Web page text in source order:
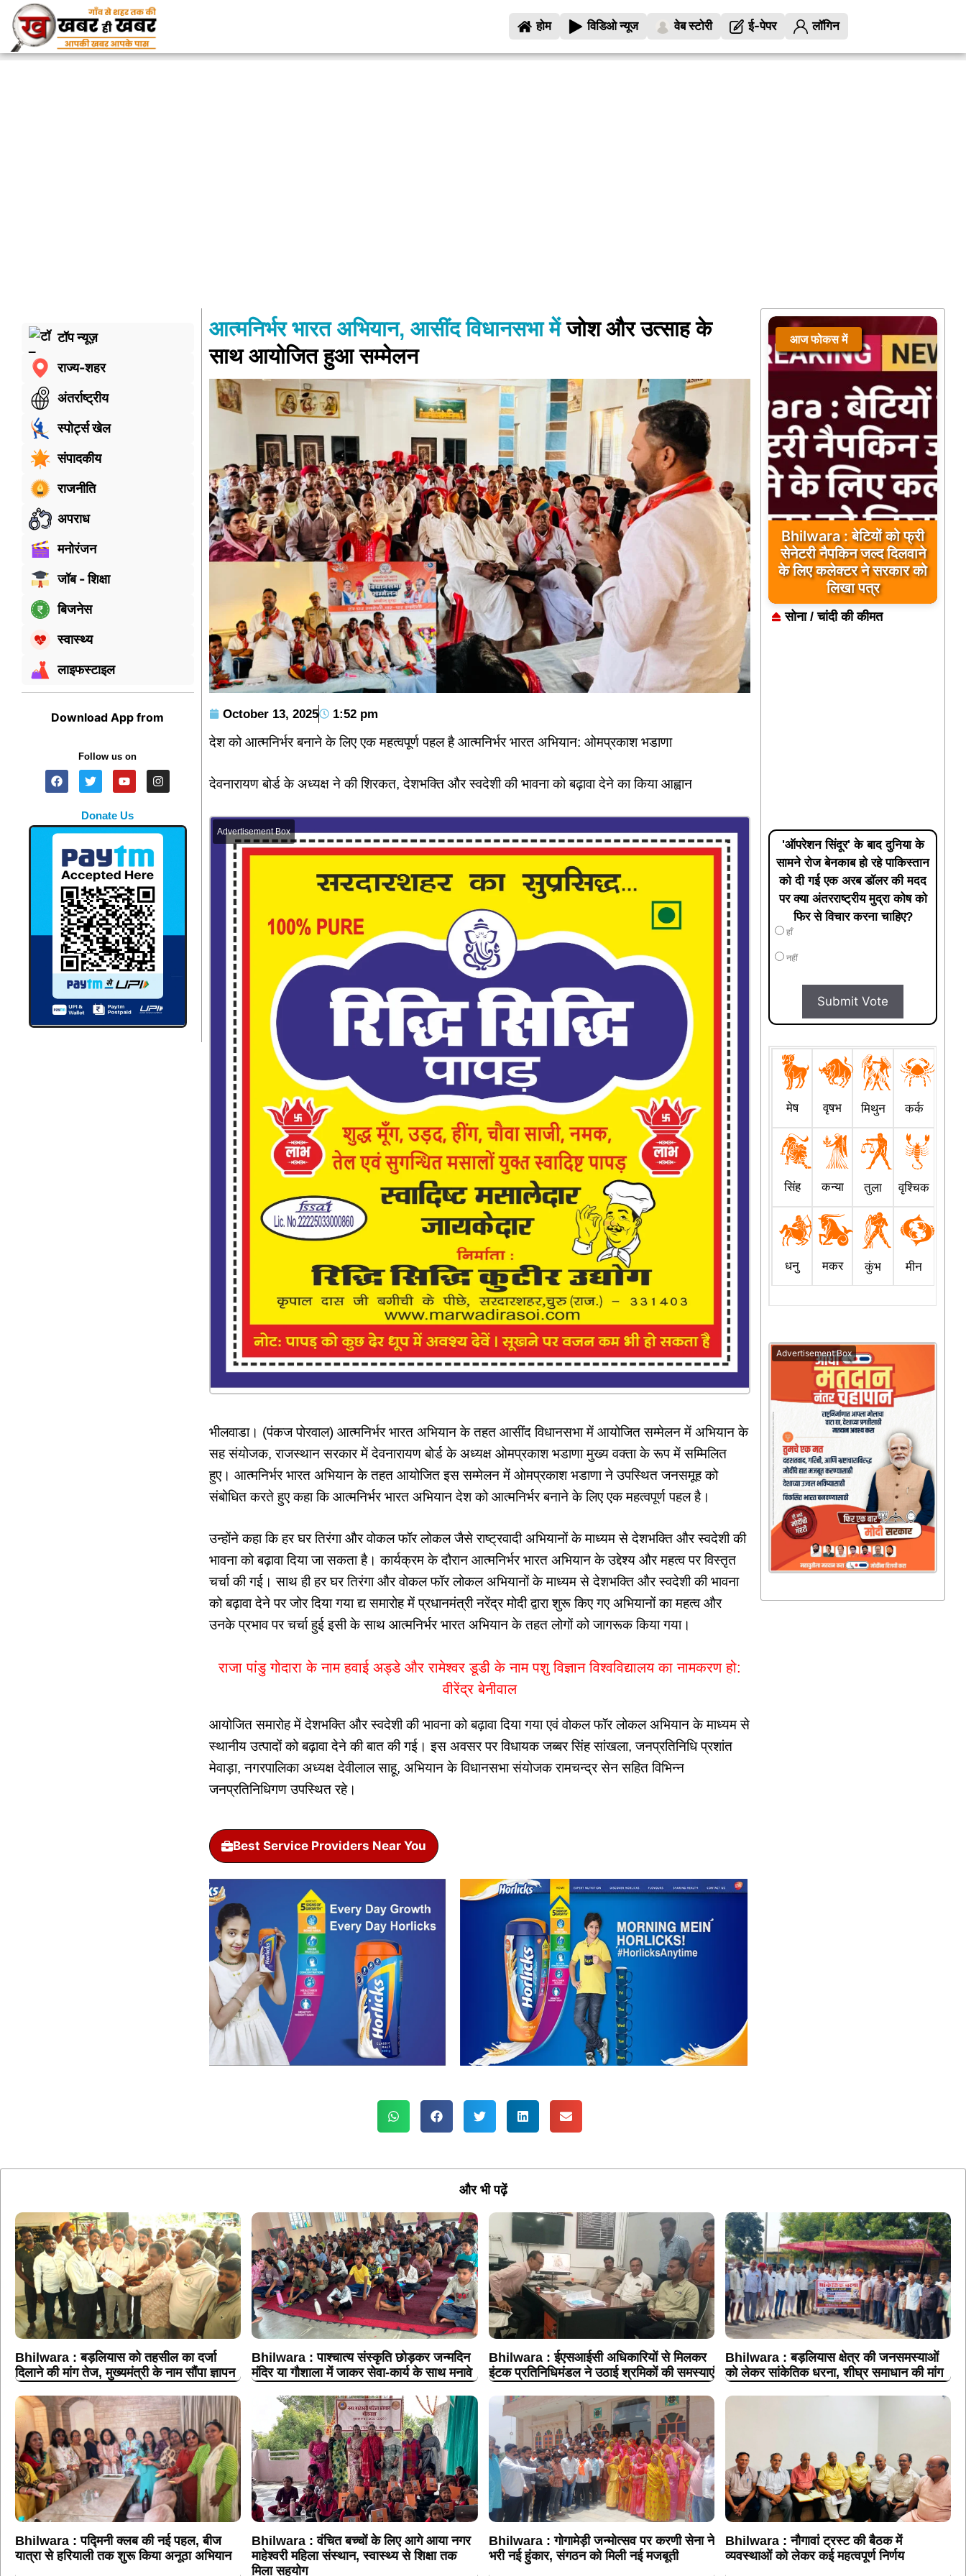
होम विडिओ न्यूज वेब स्टोरी ई-पेपर लॉगिन
टॉप न्यूज़
राज्य-शहर
अंतर्राष्ट्रीय
स्पोर्ट्स खेल
संपादकीय
राजनीति
अपराध
मनोरंजन
जॉब - शिक्षा
बिजनेस
स्वास्थ्य
लाइफस्टाइल
Download App from
Follow us on
Donate Us
आत्मनिर्भर भारत अभियान, आसींद विधानसभा मेंजोश और उत्साह के
साथ आयोजित हुआ सम्मेलन
October 13, 2025 1:52 pm
देश को आत्मनिर्भर बनाने के लिए एक महत्वपूर्ण पहल है आत्मनिर्भर भारत अभियान: ओमप्रकाश भडाणा
देवनारायण बोर्ड के अध्यक्ष ने की शिरकत, देशभक्ति और स्वदेशी की भावना को बढ़ावा देने का किया आह्वान
Advertisement Box
भीलवाडा। (पंकज पोरवाल) आत्मनिर्भर भारत अभियान के तहत आसींद विधानसभा में आयोजित सम्मेलन में अभियान के
सह संयोजक, राजस्थान सरकार में देवनारायण बोर्ड के अध्यक्ष ओमप्रकाश भडाणा मुख्य वक्ता के रूप में सम्मिलित
हुए। आत्मनिर्भर भारत अभियान के तहत आयोजित इस सम्मेलन में ओमप्रकाश भडाणा ने उपस्थित जनसमूह को
संबोधित करते हुए कहा कि आत्मनिर्भर भारत अभियान देश को आत्मनिर्भर बनाने के लिए एक महत्वपूर्ण पहल है।
उन्होंने कहा कि हर घर तिरंगा और वोकल फॉर लोकल जैसे राष्ट्रवादी अभियानों के माध्यम से देशभक्ति और स्वदेशी की
भावना को बढ़ावा दिया जा सकता है। कार्यक्रम के दौरान आत्मनिर्भर भारत अभियान के उद्देश्य और महत्व पर विस्तृत
चर्चा की गई। साथ ही हर घर तिरंगा और वोकल फॉर लोकल अभियानों के माध्यम से देशभक्ति और स्वदेशी की भावना
को बढ़ावा देने पर जोर दिया गया द्य समारोह में प्रधानमंत्री नरेंद्र मोदी द्वारा शुरू किए गए अभियानों का महत्व और
उनके प्रभाव पर चर्चा हुई इसी के साथ आत्मनिर्भर भारत अभियान के तहत लोगों को जागरूक किया गया।
राजा पांडु गोदारा के नाम हवाई अड्डे और रामेश्वर डूडी के नाम पशु विज्ञान विश्वविद्यालय का नामकरण हो:
वीरेंद्र बेनीवाल
आयोजित समारोह में देशभक्ति और स्वदेशी की भावना को बढ़ावा दिया गया एवं वोकल फॉर लोकल अभियान के माध्यम से
स्थानीय उत्पादों को बढ़ावा देने की बात की गई। इस अवसर पर विधायक जब्बर सिंह सांखला, जनप्रतिनिधि प्रशांत
मेवाड़ा, नगरपालिका अध्यक्ष देवीलाल साहू, अभियान के विधानसभा संयोजक रामचन्द्र सेन सहित विभिन्न
जनप्रतिनिधिगण उपस्थित रहे।
Best Service Providers Near You
आज फोकस में
Bhilwara : बेटियों को फ्री
सेनेटरी नैपकिन जल्द दिलवाने
के लिए कलेक्टर ने सरकार को
लिखा पत्र
सोना / चांदी की कीमत
'ऑपरेशन सिंदूर' के बाद दुनिया के
सामने रोज बेनकाब हो रहे पाकिस्तान
को दी गई एक अरब डॉलर की मदद
पर क्या अंतरराष्ट्रीय मुद्रा कोष को
फिर से विचार करना चाहिए?
हाँ
नहीं
Submit Vote
मेष वृषभ मिथुन कर्क
सिंह कन्या तुला वृश्चिक
धनु मकर कुंभ मीन
Advertisement Box
और भी पढ़ें
Bhilwara : बड़लियास को तहसील का दर्जा
दिलाने की मांग तेज, मुख्यमंत्री के नाम सौंपा ज्ञापन
Bhilwara : पाश्चात्य संस्कृति छोड़कर जन्मदिन
मंदिर या गौशाला में जाकर सेवा-कार्य के साथ मनावे
Bhilwara : ईएसआईसी अधिकारियों से मिलकर
इंटक प्रतिनिधिमंडल ने उठाई श्रमिकों की समस्याएं
Bhilwara : बड़लियास क्षेत्र की जनसमस्याओं
को लेकर सांकेतिक धरना, शीघ्र समाधान की मांग
Bhilwara : पद्मिनी क्लब की नई पहल, बीज
यात्रा से हरियाली तक शुरू किया अनूठा अभियान
Bhilwara : वंचित बच्चों के लिए आगे आया नगर
माहेश्वरी महिला संस्थान, स्वास्थ्य से शिक्षा तक
मिला सहयोग
Bhilwara : गोगामेड़ी जन्मोत्सव पर करणी सेना ने
भरी नई हुंकार, संगठन को मिली नई मजबूती
Bhilwara : नौगावां ट्रस्ट की बैठक में
व्यवस्थाओं को लेकर कई महत्वपूर्ण निर्णय